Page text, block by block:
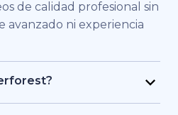
de calidad profesional sin
avanzado ni experiencia
para personas y